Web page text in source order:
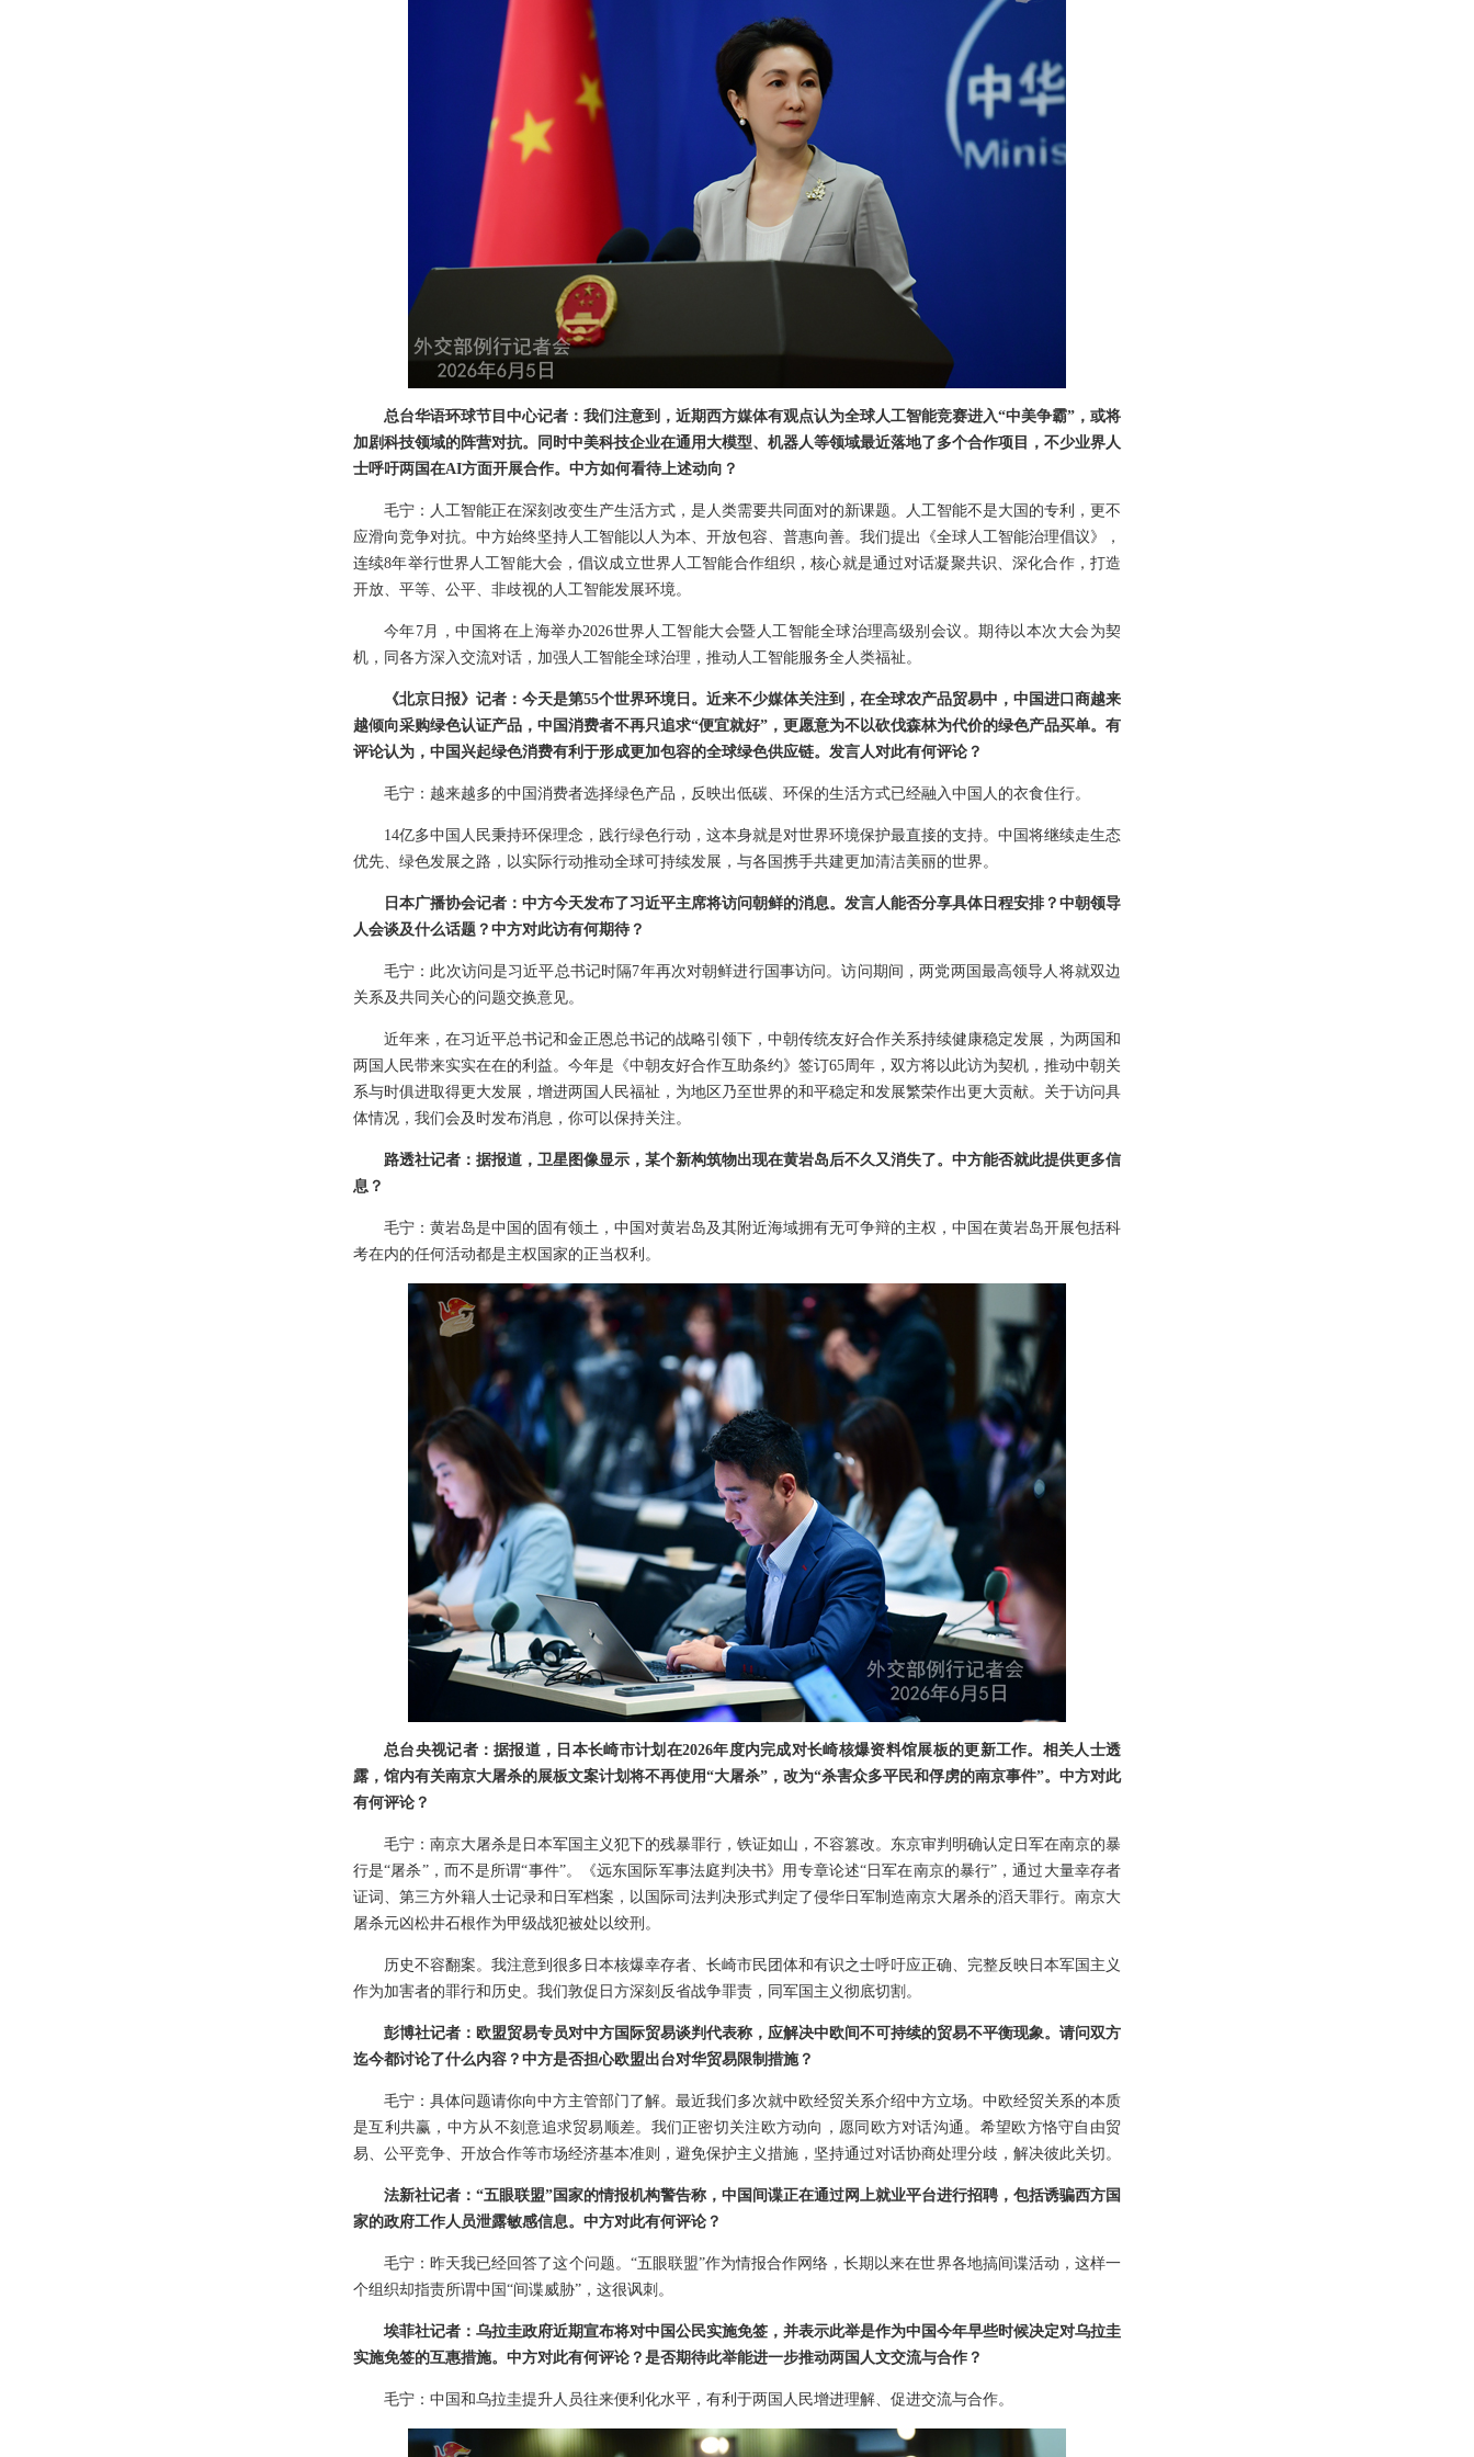
总台华语环球节目中心记者：我们注意到，近期西方媒体有观点认为全球人工智能竞赛进入“中美争霸”，或将
加剧科技领域的阵营对抗。同时中美科技企业在通用大模型、机器人等领域最近落地了多个合作项目，不少业界人
士呼吁两国在AI方面开展合作。中方如何看待上述动向？
毛宁：人工智能正在深刻改变生产生活方式，是人类需要共同面对的新课题。人工智能不是大国的专利，更不
应滑向竞争对抗。中方始终坚持人工智能以人为本、开放包容、普惠向善。我们提出《全球人工智能治理倡议》，
连续8年举行世界人工智能大会，倡议成立世界人工智能合作组织，核心就是通过对话凝聚共识、深化合作，打造
开放、平等、公平、非歧视的人工智能发展环境。
今年7月，中国将在上海举办2026世界人工智能大会暨人工智能全球治理高级别会议。期待以本次大会为契
机，同各方深入交流对话，加强人工智能全球治理，推动人工智能服务全人类福祉。
《北京日报》记者：今天是第55个世界环境日。近来不少媒体关注到，在全球农产品贸易中，中国进口商越来
越倾向采购绿色认证产品，中国消费者不再只追求“便宜就好”，更愿意为不以砍伐森林为代价的绿色产品买单。有
评论认为，中国兴起绿色消费有利于形成更加包容的全球绿色供应链。发言人对此有何评论？
毛宁：越来越多的中国消费者选择绿色产品，反映出低碳、环保的生活方式已经融入中国人的衣食住行。
14亿多中国人民秉持环保理念，践行绿色行动，这本身就是对世界环境保护最直接的支持。中国将继续走生态
优先、绿色发展之路，以实际行动推动全球可持续发展，与各国携手共建更加清洁美丽的世界。
日本广播协会记者：中方今天发布了习近平主席将访问朝鲜的消息。发言人能否分享具体日程安排？中朝领导
人会谈及什么话题？中方对此访有何期待？
毛宁：此次访问是习近平总书记时隔7年再次对朝鲜进行国事访问。访问期间，两党两国最高领导人将就双边
关系及共同关心的问题交换意见。
近年来，在习近平总书记和金正恩总书记的战略引领下，中朝传统友好合作关系持续健康稳定发展，为两国和
两国人民带来实实在在的利益。今年是《中朝友好合作互助条约》签订65周年，双方将以此访为契机，推动中朝关
系与时俱进取得更大发展，增进两国人民福祉，为地区乃至世界的和平稳定和发展繁荣作出更大贡献。关于访问具
体情况，我们会及时发布消息，你可以保持关注。
路透社记者：据报道，卫星图像显示，某个新构筑物出现在黄岩岛后不久又消失了。中方能否就此提供更多信
息？
毛宁：黄岩岛是中国的固有领土，中国对黄岩岛及其附近海域拥有无可争辩的主权，中国在黄岩岛开展包括科
考在内的任何活动都是主权国家的正当权利。
总台央视记者：据报道，日本长崎市计划在2026年度内完成对长崎核爆资料馆展板的更新工作。相关人士透
露，馆内有关南京大屠杀的展板文案计划将不再使用“大屠杀”，改为“杀害众多平民和俘虏的南京事件”。中方对此
有何评论？
毛宁：南京大屠杀是日本军国主义犯下的残暴罪行，铁证如山，不容篡改。东京审判明确认定日军在南京的暴
行是“屠杀”，而不是所谓“事件”。《远东国际军事法庭判决书》用专章论述“日军在南京的暴行”，通过大量幸存者
证词、第三方外籍人士记录和日军档案，以国际司法判决形式判定了侵华日军制造南京大屠杀的滔天罪行。南京大
屠杀元凶松井石根作为甲级战犯被处以绞刑。
历史不容翻案。我注意到很多日本核爆幸存者、长崎市民团体和有识之士呼吁应正确、完整反映日本军国主义
作为加害者的罪行和历史。我们敦促日方深刻反省战争罪责，同军国主义彻底切割。
彭博社记者：欧盟贸易专员对中方国际贸易谈判代表称，应解决中欧间不可持续的贸易不平衡现象。请问双方
迄今都讨论了什么内容？中方是否担心欧盟出台对华贸易限制措施？
毛宁：具体问题请你向中方主管部门了解。最近我们多次就中欧经贸关系介绍中方立场。中欧经贸关系的本质
是互利共赢，中方从不刻意追求贸易顺差。我们正密切关注欧方动向，愿同欧方对话沟通。希望欧方恪守自由贸
易、公平竞争、开放合作等市场经济基本准则，避免保护主义措施，坚持通过对话协商处理分歧，解决彼此关切。
法新社记者：“五眼联盟”国家的情报机构警告称，中国间谍正在通过网上就业平台进行招聘，包括诱骗西方国
家的政府工作人员泄露敏感信息。中方对此有何评论？
毛宁：昨天我已经回答了这个问题。“五眼联盟”作为情报合作网络，长期以来在世界各地搞间谍活动，这样一
个组织却指责所谓中国“间谍威胁”，这很讽刺。
埃菲社记者：乌拉圭政府近期宣布将对中国公民实施免签，并表示此举是作为中国今年早些时候决定对乌拉圭
实施免签的互惠措施。中方对此有何评论？是否期待此举能进一步推动两国人文交流与合作？
毛宁：中国和乌拉圭提升人员往来便利化水平，有利于两国人民增进理解、促进交流与合作。